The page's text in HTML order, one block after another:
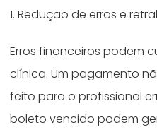
1. Redução de erros e
Erros financeiros podem
clínica. Um pagamento
feito para o profissional
boleto vencido podem